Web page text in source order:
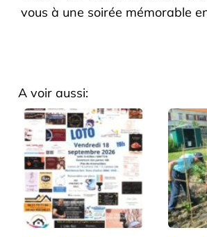
vous à une soirée mémorable
A voir aussi: